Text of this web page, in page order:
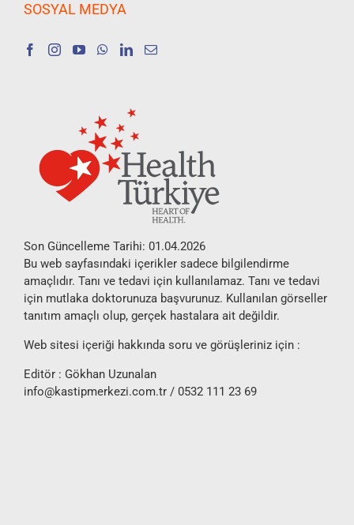
SOSYAL MEDYA
Son Güncelleme Tarihi: 01.04.2026
Bu web sayfasındaki içerikler sadece bilgilendirme
amaçlıdır. Tanı ve tedavi için kullanılamaz. Tanı ve tedavi
için mutlaka doktorunuza başvurunuz. Kullanılan görseller
tanıtım amaçlı olup, gerçek hastalara ait değildir.
Web sitesi içeriği hakkında soru ve görüşleriniz için :
Editör : Gökhan Uzunalan
info@kastipmerkezi.com.tr / 0532 111 23 69